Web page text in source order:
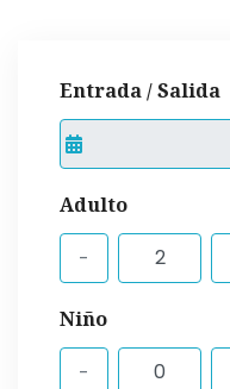
Entrada / Salida
Adulto
Niño